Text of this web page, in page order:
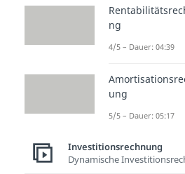
von
jeglicher
wie zum
Staaten,
Personen.
ng
4/5 – Dauer: 04:39
ung
5/5 – Dauer: 05:17
Investitionsrechnung
Dynamische